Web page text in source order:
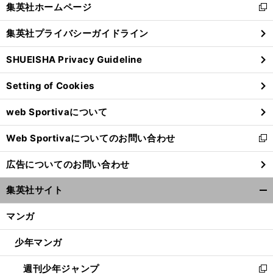
祝
・
国民栄誉賞 。
謎めいた伊調馨の人柄がわかる「 ３
つのキーワード 」
閉
る
集英社ホームページ
新
し
い
ウ
ィ
ン
ド
ウ
で
開
く
集英社プライバシーガイドライン
SHUEISHA Privacy Guideline
Setting of Cookies
web Sportivaについて
Web Sportivaについてのお問い合わせ
新
し
い
ウ
ィ
ン
ウ
開
く
広告についてのお問い合わせ
集英社サイト
マンガ
少年マンガ
週刊少年ジャンプ
新